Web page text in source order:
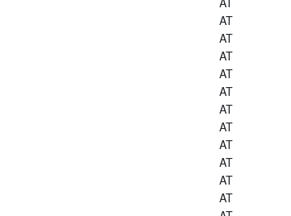
AT
AT
AT
AT
AT
AT
AT
AT
AT
AT
AT